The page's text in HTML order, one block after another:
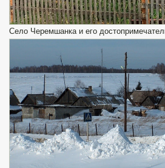
Село Черемшанка и его